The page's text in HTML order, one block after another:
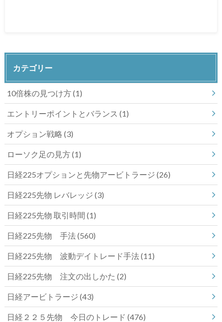
カテゴリー
10倍株の見つけ方(1)
エントリーポイントとバランス (1)
オプション戦略 (3)
ローソク足の見方(1)
日経225オプションと先物アービトラージ (26)
日経225先物 レバレッジ (3)
日経225先物 取引時間 (1)
日経225先物 手法(560)
日経225先物 波動デイトレード手法(11)
日経225先物 注文の出しかた (2)
日経アービトラージ (43)
日経２２５先物 今日のトレード (476)